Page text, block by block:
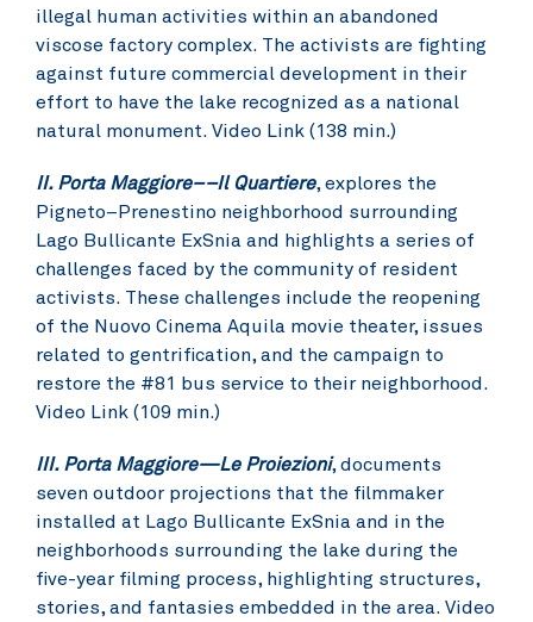
illegal human activities within an abandoned
viscose factory complex. The activists are fighting
against future commercial development in their
effort to have the lake recognized as a national
natural monument. Video Link (138 min.)
II. Porta Maggiore––Il Quartiere, explores the
Pigneto–Prenestino neighborhood surrounding
Lago Bullicante ExSnia and highlights a series of
challenges faced by the community of resident
activists. These challenges include the reopening
of the Nuovo Cinema Aquila movie theater, issues
related to gentrification, and the campaign to
restore the #81 bus service to their neighborhood.
Video Link (109 min.)
III. Porta Maggiore—Le Proiezioni, documents
seven outdoor projections that the filmmaker
installed at Lago Bullicante ExSnia and in the
neighborhoods surrounding the lake during the
five-year filming process, highlighting structures,
stories, and fantasies embedded in the area. Video